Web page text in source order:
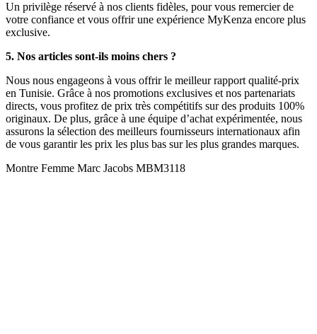
Un privilège réservé à nos clients fidèles, pour vous remercier de
votre confiance et vous offrir une expérience MyKenza encore plus
exclusive.
5. Nos articles sont-ils moins chers ?
Nous nous engageons à vous offrir le meilleur rapport qualité-prix
en Tunisie. Grâce à nos promotions exclusives et nos partenariats
directs, vous profitez de prix très compétitifs sur des produits 100%
originaux. De plus, grâce à une équipe d’achat expérimentée, nous
assurons la sélection des meilleurs fournisseurs internationaux afin
de vous garantir les prix les plus bas sur les plus grandes marques.
Montre Femme Marc Jacobs MBM3118